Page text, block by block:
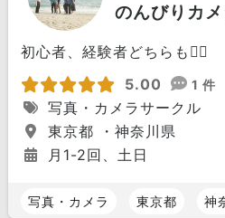
のんびりカ
初心者、経験者どちらも🙆‍♂️
5.00
1 件
写真・カメラサークル
東京都 ・神奈川県
月1-2回、土日
写真・カメラ 東京都 神